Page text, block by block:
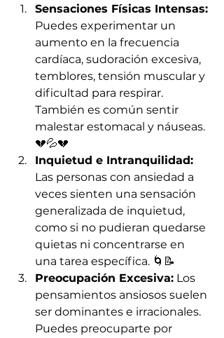
Sensaciones Físicas Intensas:
Puedes experimentar un
aumento en la frecuencia
cardíaca, sudoración excesiva,
temblores, tensión muscular y
dificultad para respirar.
También es común sentir
malestar estomacal y náuseas.
💔💦💔
Inquietud e Intranquilidad:
Las personas con ansiedad a
veces sienten una sensación
generalizada de inquietud,
como si no pudieran quedarse
quietas ni concentrarse en
una tarea específica. 🌀📝
Preocupación Excesiva: Los
pensamientos ansiosos suelen
ser dominantes e irracionales.
Puedes preocuparte por